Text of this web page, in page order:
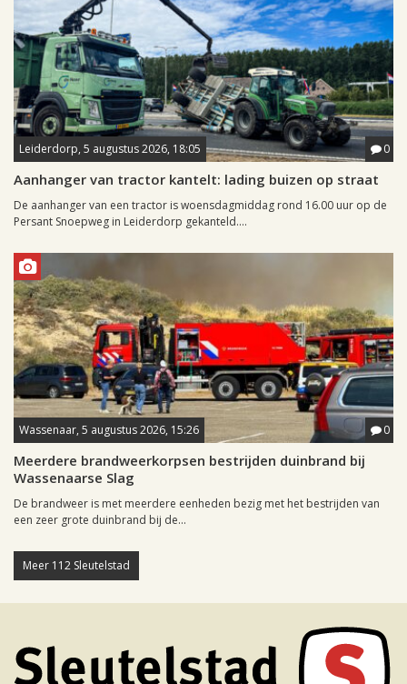
Leiderdorp, 5 augustus 2026, 18:05 0
Aanhanger van tractor kantelt: lading buizen op straat
De aanhanger van een tractor is woensdagmiddag rond 16.00 uur op de
Persant Snoepweg in Leiderdorp gekanteld....
Wassenaar, 5 augustus 2026, 15:26 0
Meerdere brandweerkorpsen bestrijden duinbrand bij
Wassenaarse Slag
De brandweer is met meerdere eenheden bezig met het bestrijden van
een zeer grote duinbrand bij de...
Meer 112 Sleutelstad